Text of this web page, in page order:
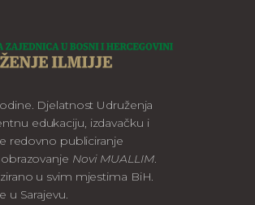
Djelatnost Udruženja
edukaciju, izdavačku i
redovno publiciranje
Novi MUALLIM.
u svim mjestima BiH.
u Sarajevu.